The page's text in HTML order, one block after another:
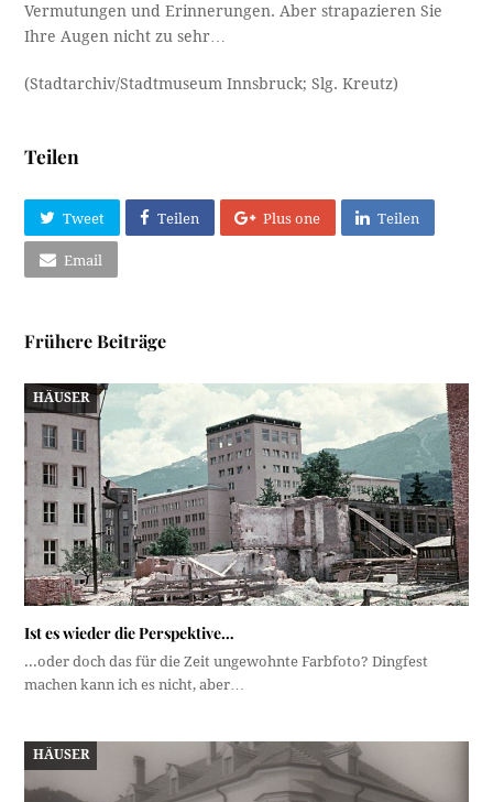
Vermutungen und Erinnerungen. Aber strapazieren Sie
Ihre Augen nicht zu sehr…
(Stadtarchiv/Stadtmuseum Innsbruck; Slg. Kreutz)
Teilen
Tweet Teilen Plus one Teilen
Email
Frühere Beiträge
HÄUSER
Ist es wieder die Perspektive…
...oder doch das für die Zeit ungewohnte Farbfoto? Dingfest
machen kann ich es nicht, aber…
HÄUSER